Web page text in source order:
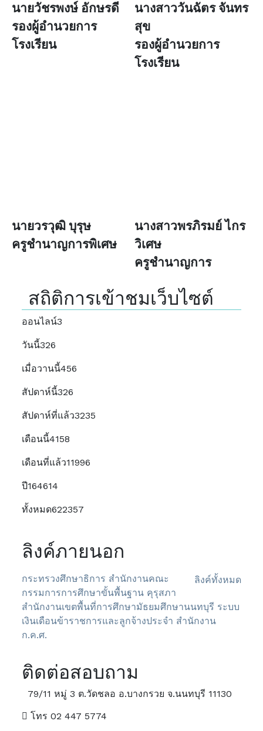
นายวัชรพงษ์ อักษรดี
รองผู้อำนวยการ
โรงเรียน
นางสาววันฉัตร จันทร
สุข
รองผู้อำนวยการ
โรงเรียน
นายวรวุฒิ บุรุษ
ครูชำนาญการพิเศษ
นางสาวพรภิรมย์ ไกร
วิเศษ
ครูชำนาญการ
สถิติการเข้าชมเว็บไซต์
ออนไลน์3
วันนี้326
เมื่อวานนี้456
สัปดาห์นี้326
สัปดาห์ที่แล้ว3235
เดือนนี้4158
เดือนที่แล้ว11996
ปี164614
ทั้งหมด622357
ลิงค์ภายนอก
ลิงค์ทั้งหมด
กระทรวงศึกษาธิการ สำนักงานคณะ
กรรมการการศึกษาขั้นพื้นฐาน คุรุสภา
สำนักงานเขตพื้นที่การศึกษามัธยมศึกษานนทบุรี ระบบ
เงินเดือนข้าราชการและลูกจ้างประจำ สำนักงาน
ก.ค.ศ.
ติดต่อสอบถาม
79/11 หมู่ 3 ต.วัดชลอ อ.บางกรวย จ.นนทบุรี 11130
โทร 02 447 5774